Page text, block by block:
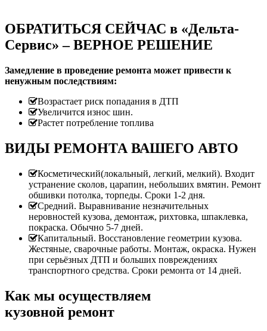
ОБРАТИТЬСЯ СЕЙЧАС в «Дельта-
Сервис» – ВЕРНОЕ РЕШЕНИЕ
Замедление в проведение ремонта может привести к
ненужным последствиям:
Возрастает риск попадания в ДТП
Увеличится износ шин.
Растет потребление топлива
ВИДЫ РЕМОНТА ВАШЕГО АВТО
Косметический(локальный, легкий, мелкий). Входит
устранение сколов, царапин, небольших вмятин. Ремонт
обшивки потолка, торпеды. Сроки 1-2 дня.
Средний. Выравнивание незначительных
неровностей кузова, демонтаж, рихтовка, шпаклевка,
покраска. Обычно 5-7 дней.
Капитальный. Восстановление геометрии кузова.
Жестяные, сварочные работы. Монтаж, окраска. Нужен
при серьёзных ДТП и больших повреждениях
транспортного средства. Сроки ремонта от 14 дней.
Как мы осуществляем
кузовной ремонт